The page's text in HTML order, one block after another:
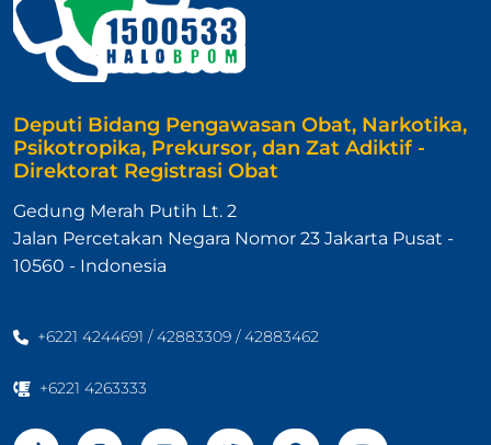
Deputi Bidang Pengawasan Obat, Narkotika,
Psikotropika, Prekursor, dan Zat Adiktif -
Direktorat Registrasi Obat
Gedung Merah Putih Lt. 2
Jalan Percetakan Negara Nomor 23 Jakarta Pusat -
10560 - Indonesia
+6221 4244691 / 42883309 / 42883462
+6221 4263333